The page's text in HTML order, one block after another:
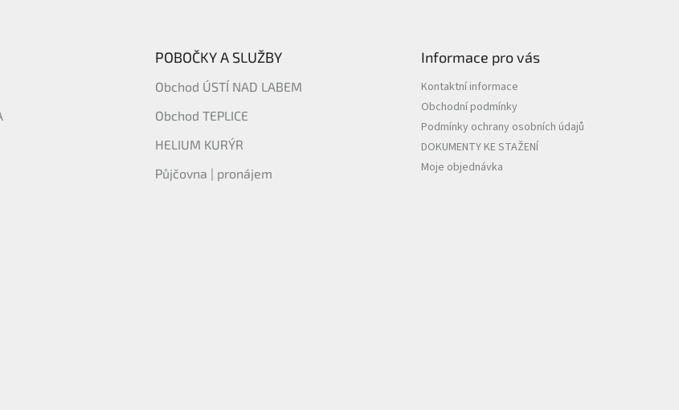
POBOČKY A SLUŽBY
Obchod ÚSTÍ NAD LABEM
Obchod TEPLICE
HELIUM KURÝR
Půjčovna | pronájem
Informace pro vás
Kontaktní informace
Obchodní podmínky
Podmínky ochrany osobních údajů
DOKUMENTY KE STAŽENÍ
Moje objednávka